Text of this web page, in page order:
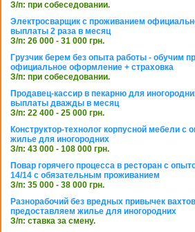
З/п: при собеседовании.
Электросварщик с проживанием
выплаты 2 раза в месяц
З/п: 26 000 - 31 000 грн.
Грузчик берем без опыта работы - обучим
официальное оформление + страховка
З/п: при собеседовании.
Продавец-кассир в пекарню для
выплаты дважды в месяц
З/п: 22 400 - 25 000 грн.
Конструктор-технолог корпусной мебели с
жилье для иногородних
З/п: 43 000 - 108 000 грн.
Повар горячего процесса в ресторан с
14/14 с обязательным проживанием
З/п: 35 000 - 38 000 грн.
Разнорабочий без вредных привычек
предоставляем жилье для иногородних
З/п: ставка за смену.